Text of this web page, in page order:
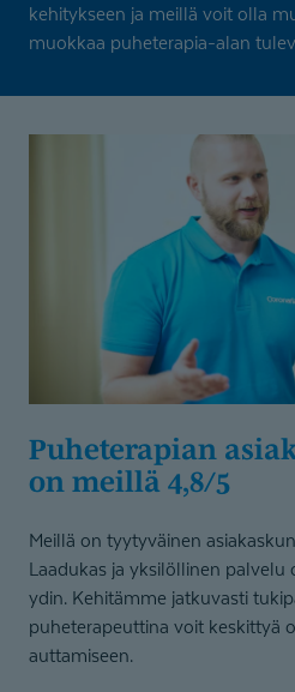
kehitykseen ja meillä voit olla
muokkaa puheterapia-alan
Puheterapian asiakastyy­ty­väisyys
on meillä 4,8/5
Meillä on tyytyväinen
Laadukas ja yksilöllinen
ydin. Kehitämme jatkuvasti
puheterapeuttina voit keskittyä
auttamiseen.